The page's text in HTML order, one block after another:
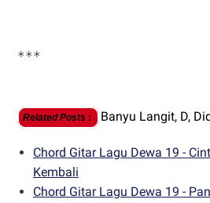
***
Related Posts : Banyu Langit, D,
Chord Gitar Lagu Dewa 19 -
Kembali
Chord Gitar Lagu Dewa 19 -